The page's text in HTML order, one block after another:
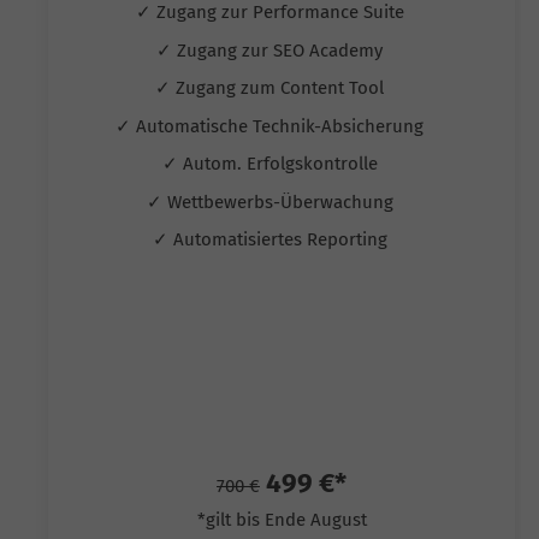
✓ Zugang zur Performance Suite
✓ Zugang zur SEO Academy
✓ Zugang zum Content Tool
✓ Automatische Technik-Absicherung
✓ Autom. Erfolgskontrolle
✓ Wettbewerbs-Überwachung
✓ Automatisiertes Reporting
700 € 499 €*
*gilt bis Ende August